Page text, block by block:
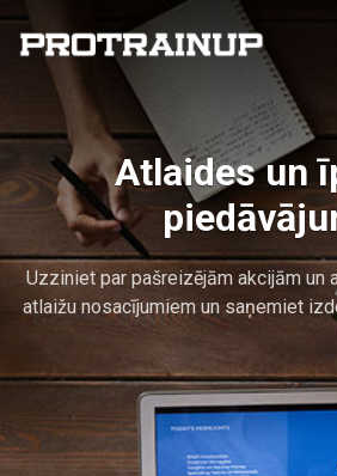
Atlaides un
Uzziniet par pašreizējām akcijām un
atlaižu nosacījumiem un saņemiet